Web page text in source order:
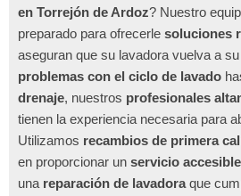
en Torrejón de Ardoz? Nuestro
preparado para ofrecerle soluciones
aseguran que su lavadora vuelva a
problemas con el ciclo de lavado
drenaje, nuestros profesionales
tienen la experiencia necesaria para
Utilizamos recambios de primera
en proporcionar un servicio
una reparación de lavadoraque